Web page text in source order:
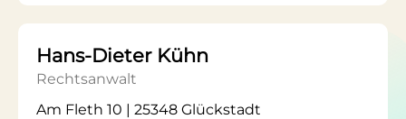
Hans-Dieter Kühn
Rechtsanwalt
Am Fleth 10 | 25348 Glückstadt